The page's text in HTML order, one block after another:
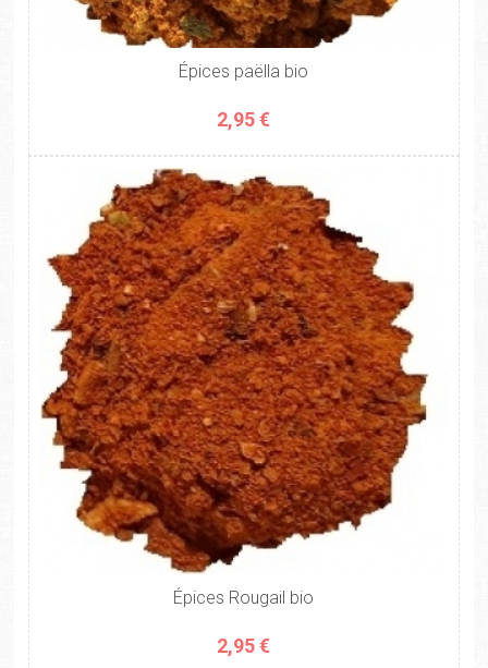
Épices paëlla bio
2,95 €
Épices Rougail bio
2,95 €